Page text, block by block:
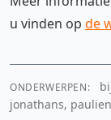
u vinden op de
ONDERWERPEN:
jonathans,